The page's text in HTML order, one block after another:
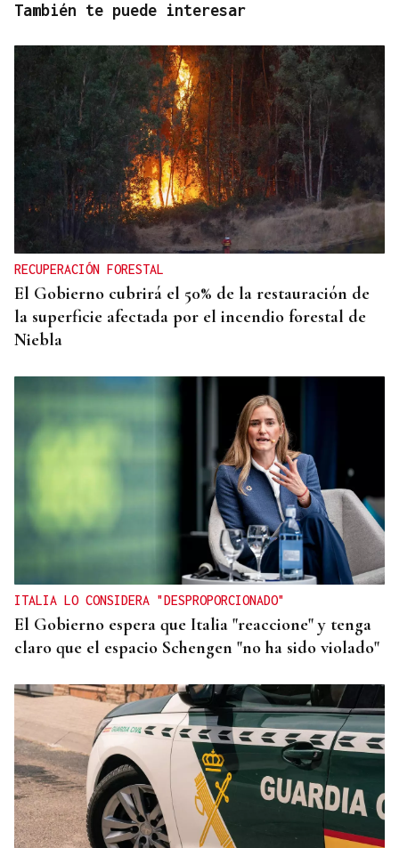
También te puede interesar
RECUPERACIÓN FORESTAL
El Gobierno cubrirá el 50% de la restauración de
la superficie afectada por el incendio forestal de
Niebla
ITALIA LO CONSIDERA "DESPROPORCIONADO"
El Gobierno espera que Italia "reaccione" y tenga
claro que el espacio Schengen "no ha sido violado"